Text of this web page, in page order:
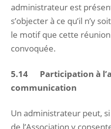
administrateur est
s’objecter à ce qu’il n’y
le motif que cette
convoquée.
5.14 Participation à
communication
Un administrateur peut,